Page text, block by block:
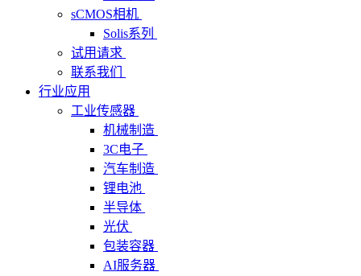
sCMOS相机
Solis系列
试用请求
联系我们
行业应用
工业传感器
机械制造
3C电子
汽车制造
锂电池
半导体
光伏
包装容器
AI服务器